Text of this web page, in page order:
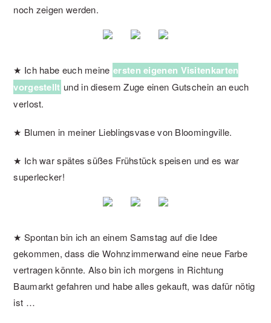
noch zeigen werden.
★ Ich habe euch meine ersten eigenen Visitenkarten
vorgestellt und in diesem Zuge einen Gutschein an euch
verlost.
★ Blumen in meiner Lieblingsvase von Bloomingville.
★ Ich war spätes süßes Frühstück speisen und es war
superlecker!
★ Spontan bin ich an einem Samstag auf die Idee
gekommen, dass die Wohnzimmerwand eine neue Farbe
vertragen könnte. Also bin ich morgens in Richtung
Baumarkt gefahren und habe alles gekauft, was dafür nötig
ist …